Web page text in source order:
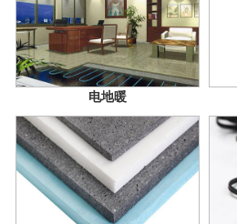
电地暖